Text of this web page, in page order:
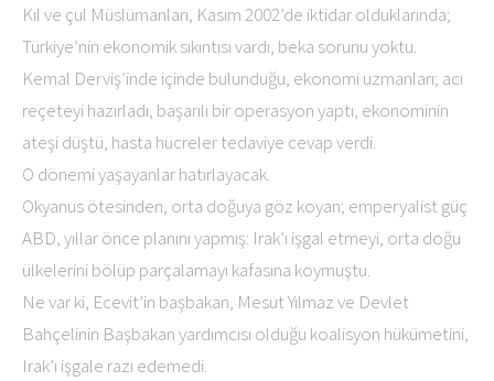
Kıl ve çul Müslümanları, Kasım 2002’de iktidar olduklarında;
Türkiye’nin ekonomik sıkıntısı vardı, beka sorunu yoktu.
Kemal Derviş’inde içinde bulunduğu, ekonomi uzmanları; acı
reçeteyi hazırladı, başarılı bir operasyon yaptı, ekonominin
ateşi düştü, hasta hücreler tedaviye cevap verdi.
O dönemi yaşayanlar hatırlayacak.
Okyanus ötesinden, orta doğuya göz koyan; emperyalist güç
ABD, yıllar önce planını yapmış: Irak’ı işgal etmeyi, orta doğu
ülkelerini bölüp parçalamayı kafasına koymuştu.
Ne var ki, Ecevit’in başbakan, Mesut Yılmaz ve Devlet
Bahçelinin Başbakan yardımcısı olduğu koalisyon hükümetini,
Irak’ı işgale razı edemedi.